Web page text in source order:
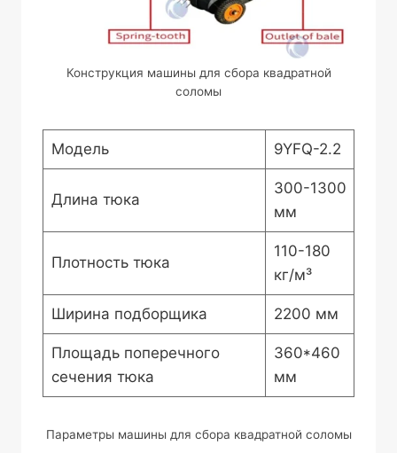
Конструкция машины для сбора квадратной
соломы
Модель 9YFQ-2.2
Длина тюка
300-1300
мм
Плотность тюка
110-180
кг/м³
Ширина подборщика 2200 мм
Площадь поперечного
сечения тюка
360*460
мм
Параметры машины для сбора квадратной соломы